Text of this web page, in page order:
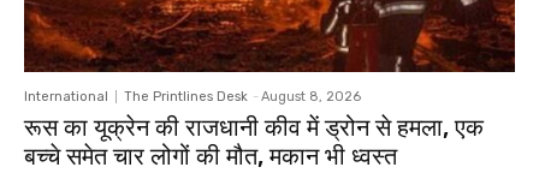
International The Printlines Desk - August 8, 2026
रूस का यूक्रेन की राजधानी कीव में ड्रोन से हमला, एक
बच्चे समेत चार लोगों की मौत, मकान भी ध्वस्त